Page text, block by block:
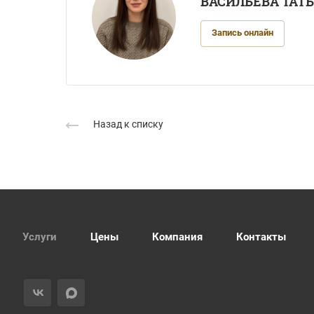
Запись онлайн
Назад к списку
Услуги Цены Компания Контакты